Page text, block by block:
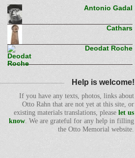
Antonio Gadal
Cathars
Deodat Roche
Help is welcome!
If you have any texts, photos, links about
Otto Rahn that are not yet at this site, or
existing materials translations, please let us
know. We are grateful for any help in filling
the Otto Memorial website.